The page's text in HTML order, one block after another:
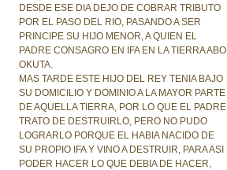
DESDE ESE DIA DEJO DE COBRAR TRIBUTO
POR EL PASO DEL RIO, PASANDO A SER
PRINCIPE SU HIJO MENOR, A QUIEN EL
PADRE CONSAGRO EN IFA EN LA TIERRA ABO
OKUTA.
MAS TARDE ESTE HIJO DEL REY TENIA BAJO
SU DOMICILIO Y DOMINIO A LA MAYOR PARTE
DE AQUELLA TIERRA, POR LO QUE EL PADRE
TRATO DE DESTRUIRLO, PERO NO PUDO
LOGRARLO PORQUE EL HABIA NACIDO DE
SU PROPIO IFA Y VINO A DESTRUIR, PARA ASI
PODER HACER LO QUE DEBIA DE HACER,